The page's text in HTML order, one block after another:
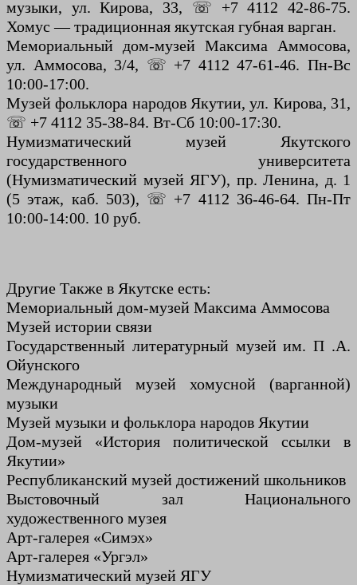
музыки, ул. Кирова, 33, ☏ +7 4112 42-86-75.
Хомус — традиционная якутская губная варган.
Мемориальный дом-музей Максима Аммосова,
ул. Аммосова, 3/4, ☏ +7 4112 47-61-46. Пн-Вс
10:00-17:00.
Музей фольклора народов Якутии, ул. Кирова, 31,
☏ +7 4112 35-38-84. Вт-Сб 10:00-17:30.
Нумизматический музей Якутского
государственного университета
(Нумизматический музей ЯГУ), пр. Ленина, д. 1
(5 этаж, каб. 503), ☏ +7 4112 36-46-64. Пн-Пт
10:00-14:00. 10 руб.
Другие Также в Якутске есть:
Мемориальный дом-музей Максима Аммосова
Музей истории связи
Государственный литературный музей им. П .А.
Ойунского
Международный музей хомусной (варганной)
музыки
Музей музыки и фольклора народов Якутии
Дом-музей «История политической ссылки в
Якутии»
Республиканский музей достижений школьников
Выстовочный зал Национального
художественного музея
Арт-галерея «Симэх»
Арт-галерея «Ургэл»
Нумизматический музей ЯГУ